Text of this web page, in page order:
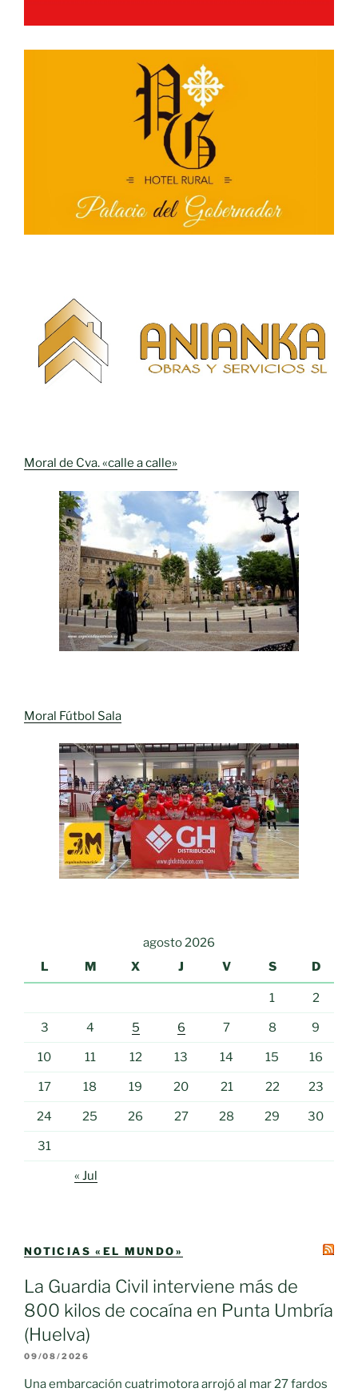
Moral de Cva. «calle a calle»
Moral Fútbol Sala
agosto 2026
L
M X J V S D
1 2
3 4 5 6 7 8 9
10 11 12 13 14 15 16
17 18 19 20 21 22 23
24 25 26 27 28 29 30
31
« Jul
NOTICIAS «EL MUNDO»
La Guardia Civil interviene más de
800 kilos de cocaína en Punta Umbría
(Huelva)
09/08/2026
Una embarcación cuatrimotora arrojó al mar 27 fardos